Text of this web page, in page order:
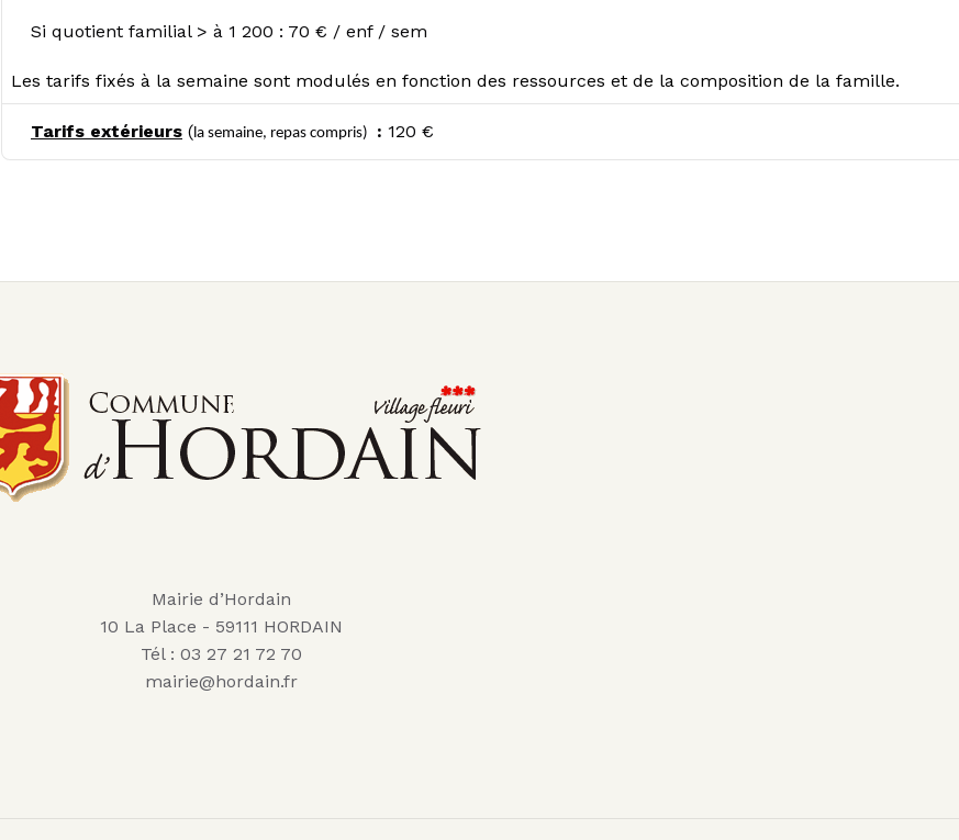
Si quotient familial > à 1 200 : 70 € / enf / sem
Les tarifs fixés à la semaine sont modulés en fonction des ressources et de la composition de la famille.
Tarifs extérieurs (la semaine, repas compris) : 120 €
Mairie d’Hordain
10 La Place - 59111 HORDAIN
Tél : 03 27 21 72 70
mairie@hordain.fr